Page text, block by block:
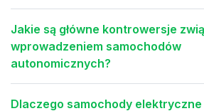
Jakie są główne kontrowersje
wprowadzeniem samochodów
autonomicznych?
Dlaczego samochody elektryczne